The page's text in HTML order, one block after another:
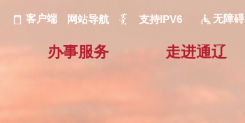
客户端 网站导航 支持IPV6 无障碍
办事服务 走进通辽